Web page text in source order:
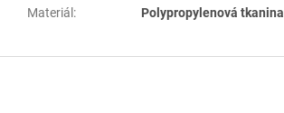
Materiál : Polypropylenová tkanina
Z